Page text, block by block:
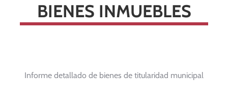
BIENES INMUEBLES
Informe detallado de bienes de titularidad municipal